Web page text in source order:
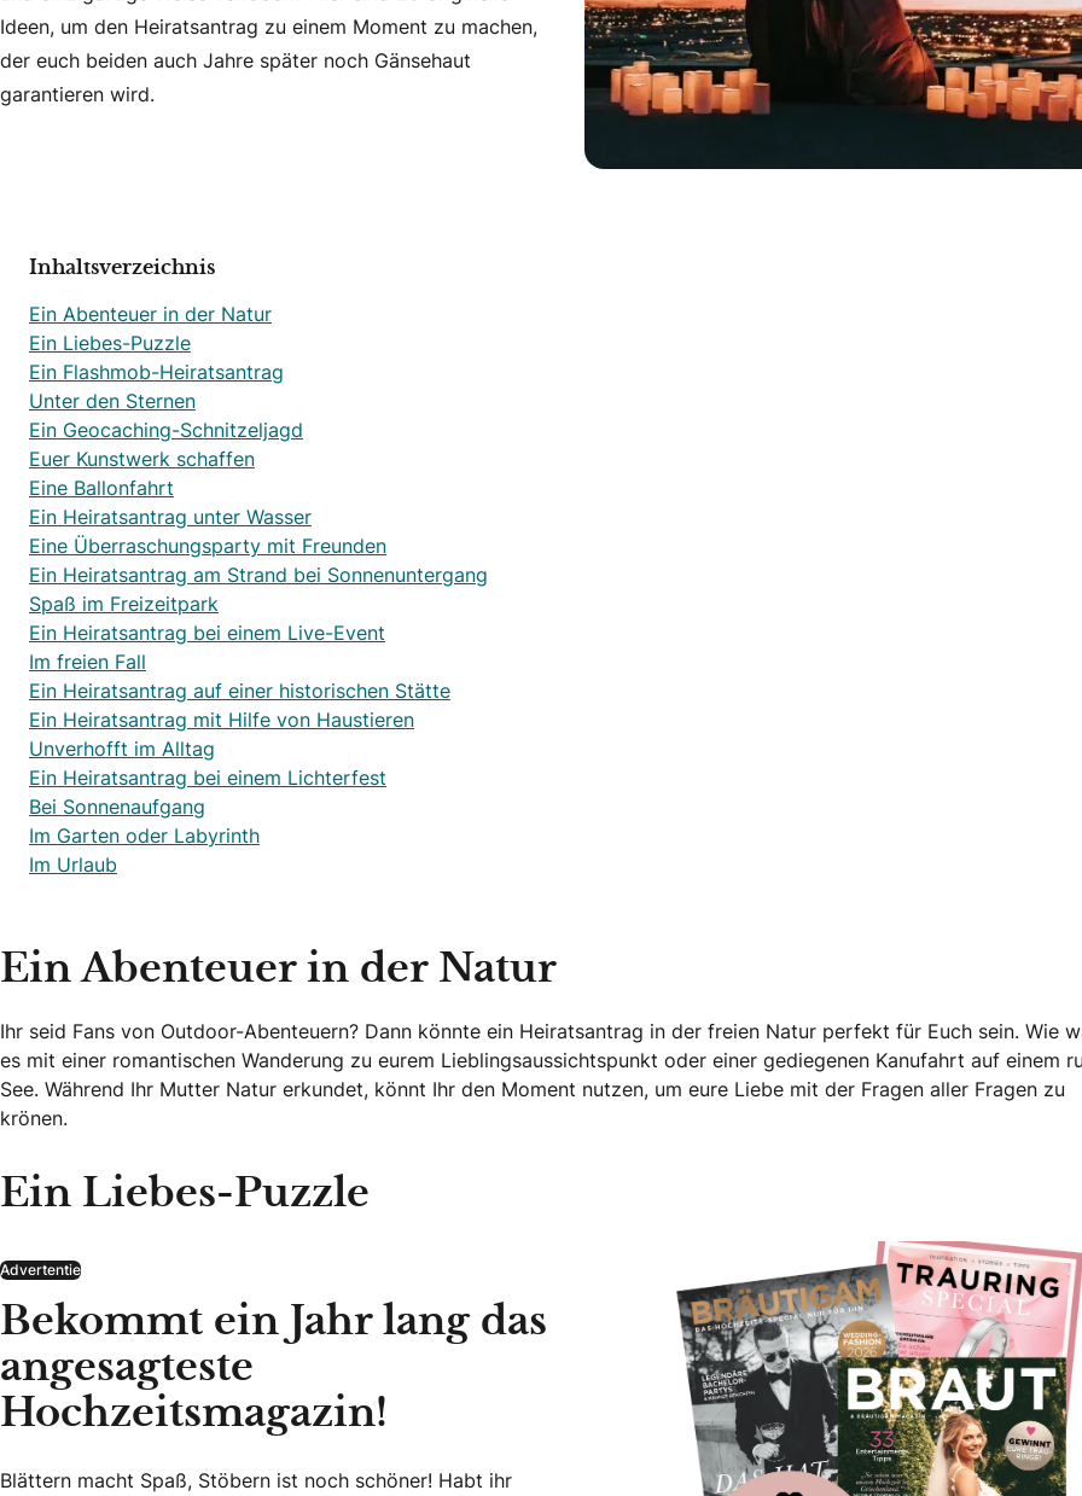
Ideen, um den Heiratsantrag zu einem Moment zu machen,
der euch beiden auch Jahre später noch Gänsehaut
garantieren wird.
Inhaltsverzeichnis
Ein Abenteuer in der Natur
Ein Liebes-Puzzle
Ein Flashmob-Heiratsantrag
Unter den Sternen
Ein Geocaching-Schnitzeljagd
Euer Kunstwerk schaffen
Eine Ballonfahrt
Ein Heiratsantrag unter Wasser
Eine Überraschungsparty mit Freunden
Ein Heiratsantrag am Strand bei Sonnenuntergang
Spaß im Freizeitpark
Ein Heiratsantrag bei einem Live-Event
Im freien Fall
Ein Heiratsantrag auf einer historischen Stätte
Ein Heiratsantrag mit Hilfe von Haustieren
Unverhofft im Alltag
Ein Heiratsantrag bei einem Lichterfest
Bei Sonnenaufgang
Im Garten oder Labyrinth
Im Urlaub
Ein Abenteuer in der Natur
Ihr seid Fans von Outdoor-Abenteuern? Dann könnte ein Heiratsantrag in der freien Natur perfekt für Euch sein. Wie
es mit einer romantischen Wanderung zu eurem Lieblingsaussichtspunkt oder einer gediegenen Kanufahrt auf einem
See. Während Ihr Mutter Natur erkundet, könnt Ihr den Moment nutzen, um eure Liebe mit der Fragen aller Fragen zu
krönen.
Ein Liebes-Puzzle
Advertentie
Bekommt ein Jahr lang das
angesagteste
Hochzeitsmagazin!
Blättern macht Spaß, Stöbern ist noch schöner! Habt ihr